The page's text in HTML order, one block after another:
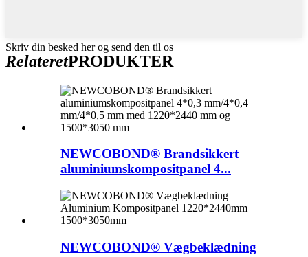
Skriv din besked her og send den til os
RelateretPRODUKTER
NEWCOBOND® Brandsikkert
aluminiumskompositpanel 4...
NEWCOBOND® Vægbeklædning